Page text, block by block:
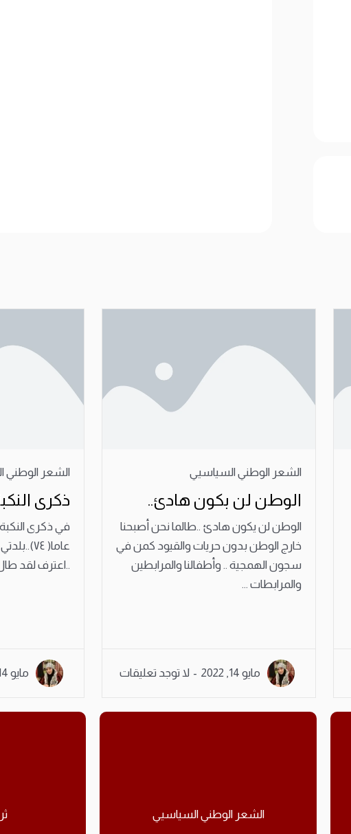
الشعر الوطني السياسيي
الوطن لن بكون هادئ..
الوطن لن يكون هادئ ..طالما نحن أصبحنا
خارج الوطن بدون حريات والقيود كمن في
سجون الهمجية .. وأطفالنا والمرابطين
والمرابطات ...
مايو 14, 2022 لا توجد تعليقات
الشعر الوطني
ذكرى النكبة
عاما(
..اعترف لقد طال
مايو 14, 2022
ثرثرة آخر الليل حوار